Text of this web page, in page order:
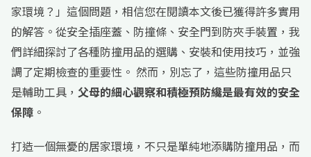
家環境？」這個問題，相信您在閱讀本文後已獲得許多實用
的解答。從安全插座蓋、防撞條、安全門到防夾手裝置，我
們詳細探討了各種防撞用品的選購、安裝和使用技巧，並強
調了定期檢查的重要性。 然而，別忘了，這些防撞用品只
是輔助工具， 父母的細心觀察和積極預防纔是最有效的安全
保障 。
打造一個無憂的居家環境，不只是單純地添購防撞用品，而